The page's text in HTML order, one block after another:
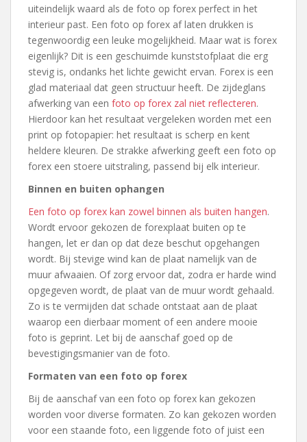
uiteindelijk waard als de foto op forex perfect in het
interieur past. Een foto op forex af laten drukken is
tegenwoordig een leuke mogelijkheid. Maar wat is forex
eigenlijk? Dit is een geschuimde kunststofplaat die erg
stevig is, ondanks het lichte gewicht ervan. Forex is een
glad materiaal dat geen structuur heeft. De zijdeglans
afwerking van een foto op forex zal niet reflecteren.
Hierdoor kan het resultaat vergeleken worden met een
print op fotopapier: het resultaat is scherp en kent
heldere kleuren. De strakke afwerking geeft een foto op
forex een stoere uitstraling, passend bij elk interieur.
Binnen en buiten ophangen
Een foto op forex kan zowel binnen als buiten hangen.
Wordt ervoor gekozen de forexplaat buiten op te
hangen, let er dan op dat deze beschut opgehangen
wordt. Bij stevige wind kan de plaat namelijk van de
muur afwaaien. Of zorg ervoor dat, zodra er harde wind
opgegeven wordt, de plaat van de muur wordt gehaald.
Zo is te vermijden dat schade ontstaat aan de plaat
waarop een dierbaar moment of een andere mooie
foto is geprint. Let bij de aanschaf goed op de
bevestigingsmanier van de foto.
Formaten van een foto op forex
Bij de aanschaf van een foto op forex kan gekozen
worden voor diverse formaten. Zo kan gekozen worden
voor een staande foto, een liggende foto of juist een